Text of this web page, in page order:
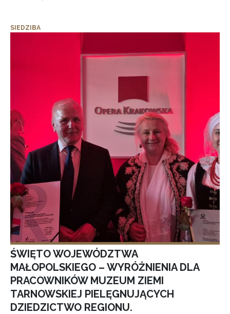
SIEDZIBA
ŚWIĘTO WOJEWÓDZTWA
MAŁOPOLSKIEGO – WYRÓŻNIENIA DLA
PRACOWNIKÓW MUZEUM ZIEMI
TARNOWSKIEJ PIELĘGNUJĄCYCH
DZIEDZICTWO REGIONU.